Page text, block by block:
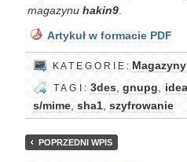
magazynu hakin9
Artykuł w formacie PDF
K A T E G O R I E : Magazyny
T A G I : 3des ,gnupg idea
s/mime sha1 szyfrowanie
POPRZEDNI WPIS